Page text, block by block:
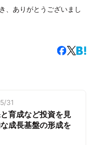
、ありがとうございまし
31
育成など投資を見
成長基盤の形成を